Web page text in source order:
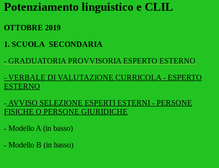
Potenziamento linguistico e CLIL
OTTOBRE 2019
1. SCUOLA SECONDARIA
- GRADUATORIA PROVVISORIA ESPERTO ESTERNO
- VERBALE DI VALUTAZIONE CURRICOLA - ESPERTO
ESTERNO
- AVVISO SELEZIONE ESPERTI ESTERNI - PERSONE
FISICHE O PERSONE GIURIDICHE
- Modello A (in basso)
- Modello B (in basso)